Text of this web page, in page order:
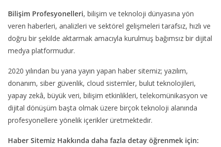
Bilişim Profesyonelleri, bilişim ve teknoloji dünyasına yön
veren haberleri, analizleri ve sektörel gelişmeleri tarafsız, hızlı ve
doğru bir şekilde aktarmak amacıyla kurulmuş bağımsız bir dijital
medya platformudur.
2020 yılından bu yana yayın yapan haber sitemiz; yazılım,
donanım, siber güvenlik, cloud sistemler, bulut teknolojileri,
yapay zekâ, büyük veri, bilişim etkinlikleri, telekomünikasyon ve
dijital dönüşüm başta olmak üzere birçok teknoloji alanında
profesyonellere yönelik içerikler üretmektedir.
Haber Sitemiz Hakkında daha fazla detay öğrenmek için: